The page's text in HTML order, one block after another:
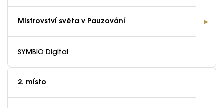
Mistrovství světa v Pauzování
SYMBIO Digital
2. místo